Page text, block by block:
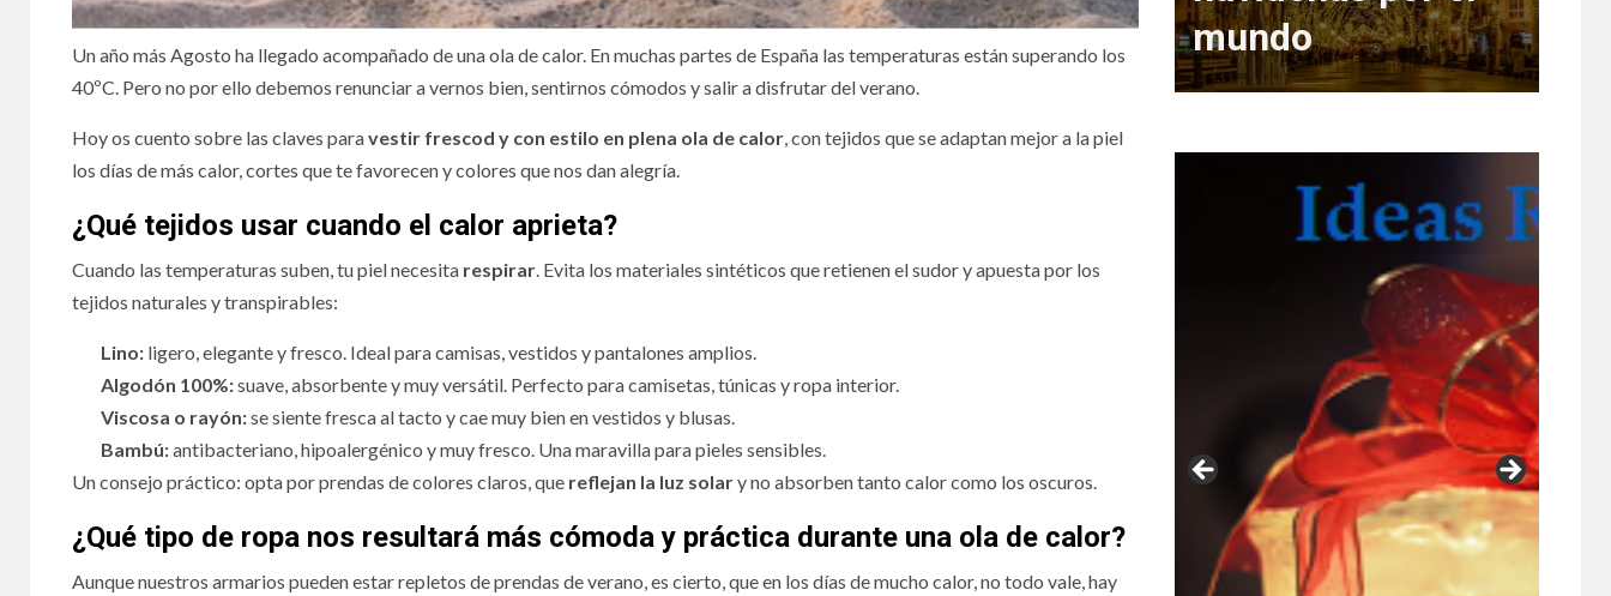
Un año más Agosto ha llegado acompañado de una ola de calor. En muchas partes de España las temperaturas están superando los
40ºC. Pero no por ello debemos renunciar a vernos bien, sentirnos cómodos y salir a disfrutar del verano.
Hoy os cuento sobre las claves paravestir frescod y con estilo en plena ola de calor, con tejidos que se adaptan mejor a la piel
los días de más calor, cortes que te favorecen y colores que nos dan alegría.
¿Qué tejidos usar cuando el calor aprieta?
Cuando las temperaturas suben, tu piel necesita respirar. Evita los materiales sintéticos que retienen el sudor y apuesta por los
tejidos naturales y transpirables:
Lino: ligero, elegante y fresco. Ideal para camisas, vestidos y pantalones amplios.
Algodón 100%:suave, absorbente y muy versátil. Perfecto para camisetas, túnicas y ropa interior.
Viscosa o rayón:se siente fresca al tacto y cae muy bien en vestidos y blusas.
Bambú:antibacteriano, hipoalergénico y muy fresco. Una maravilla para pieles sensibles.
Un consejo práctico: opta por prendas de colores claros, que reflejan la luz solary no absorben tanto calor como los oscuros.
¿Qué tipo de ropa nos resultará más cómoda y práctica durante una ola de calor?
Aunque nuestros armarios pueden estar repletos de prendas de verano, es cierto, que en los días de mucho calor, no todo vale, hay
social
para mayores
mundo